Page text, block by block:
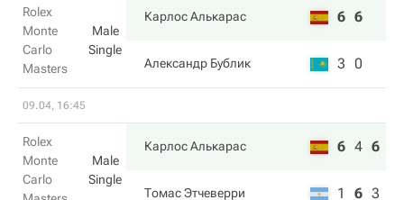
Rolex
Monte
Carlo
Masters
Male
Single
Карлос Алькарас 6 6
Александр Бублик 3 0
09.04, 16:45
Rolex
Monte
Carlo
Male
Single
Карлос Алькарас 6 4 6
Томас Этчеверри 1 6 3